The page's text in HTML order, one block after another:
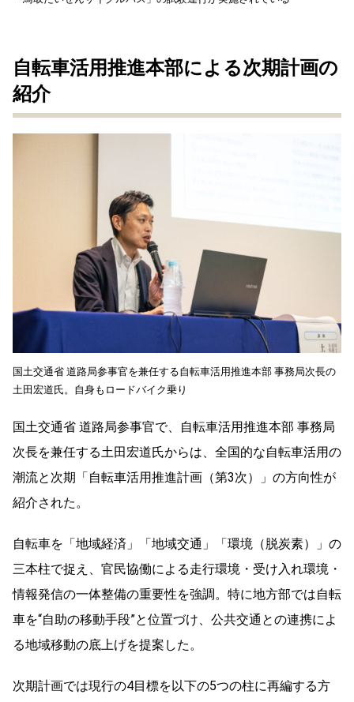
自転車活用推進本部による次期計画の
紹介
国土交通省 道路局参事官を兼任する自転車活用推進本部 事務局次長の
土田宏道氏。自身もロードバイク乗り
国土交通省 道路局参事官で、自転車活用推進本部 事務局
次長を兼任する土田宏道氏からは、全国的な自転車活用の
潮流と次期「自転車活用推進計画（第3次）」の方向性が
紹介された。
自転車を「地域経済」「地域交通」「環境（脱炭素）」の
三本柱で捉え、官民協働による走行環境・受け入れ環境・
情報発信の一体整備の重要性を強調。特に地方部では自転
車を“自助の移動手段”と位置づけ、公共交通との連携によ
る地域移動の底上げを提案した。
次期計画では現行の4目標を以下の5つの柱に再編する方